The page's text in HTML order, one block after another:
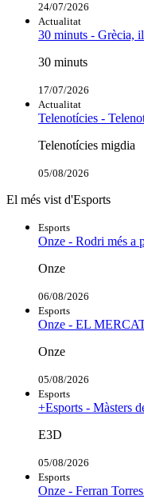
24/07/2026
Actualitat
30 minuts - Grècia,
30 minuts
17/07/2026
Actualitat
Telenotícies -
Telenotícies migdia
05/08/2026
El més vist d'Esports
Esports
Onze - Rodri més a
Onze
06/08/2026
Esports
Onze - EL
Onze
05/08/2026
Esports
+Esports - Màsters
E3D
05/08/2026
Esports
Onze - Ferran